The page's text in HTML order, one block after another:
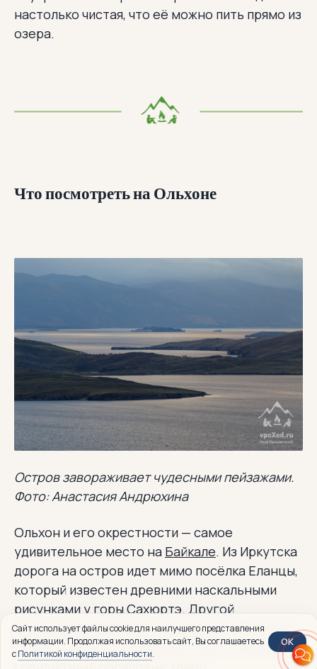
настолько чистая, что её можно пить прямо из
озера.
Что посмотреть на Ольхоне
Остров завораживает чудесными пейзажами.
Фото: Анастасия Андрюхина
Ольхон и его окрестности — самое
удивительное место на Байкале. Из Иркутска
дорога на остров идет мимо посёлка Еланцы,
который известен древними наскальными
рисунками у горы Сахюртэ. Другой
достопримечательностью является гора Ёрд.
Когда-то вокруг священной горы устраивался
Сайт использует файлы cookie для наилучшего представления
информации. Продолжая использовать сайт, Вы соглашаетесь
сПолитикой конфиденциальности.
OK